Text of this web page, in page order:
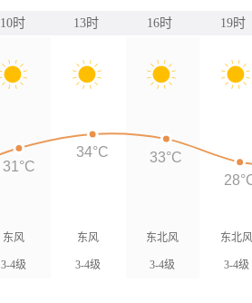
10时 13时 16时 19时
东风
3-4级
东风
3-4级
东北风
3-4级
东北
3-4级
31°C
34°C
33°C